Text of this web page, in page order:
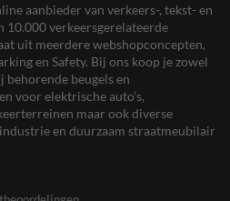
aanbieder van verkeers-, tekst- en
verkeersgerelateerde
uit meerdere webshopconcepten,
en Safety. Bij ons koop je zowel
beugels en
voor elektrische auto’s,
maar ook diverse
en duurzaam straatmeubilair